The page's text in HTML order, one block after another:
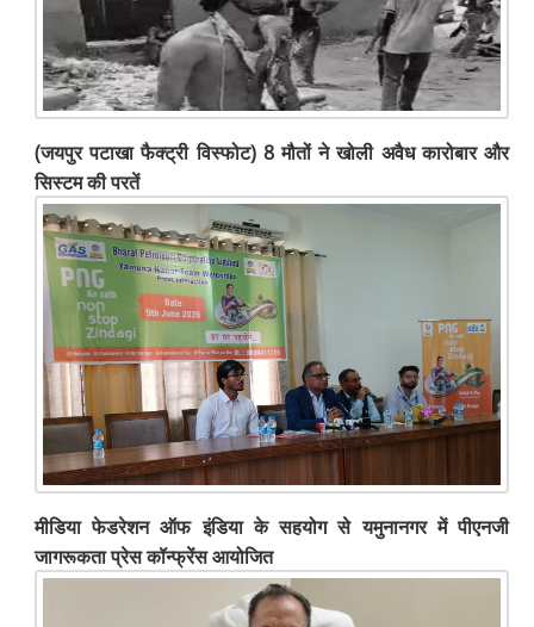
(जयपुर पटाखा फैक्ट्री विस्फोट) 8 मौतों ने खोली अवैध कारोबार और
सिस्टम की परतें
मीडिया फेडरेशन ऑफ इंडिया के सहयोग से यमुनानगर में पीएनजी
जागरूकता प्रेस कॉन्फ्रेंस आयोजित